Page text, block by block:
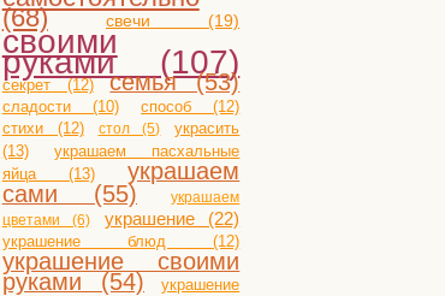
(68) свечи (19)
своими
руками (107)
секрет (12) семья (53)
сладости (10)
способ (12)
стихи (12)
стол (5)
украсить
(13)
украшаем пасхальные
яйца (13)
украшаем
сами (55)
украшаем
цветами (6)
украшение (22)
украшение блюд (12)
украшение своими
руками (54)
украшение